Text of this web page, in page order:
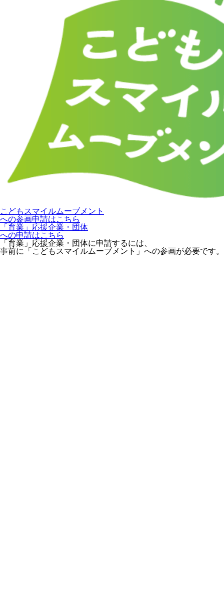
こどもスマイルムーブメント
への参画申請はこちら
「育業」応援企業・団体
への申請はこちら
「育業」応援企業・団体に申請するには、
事前に「こどもスマイルムーブメント」への参画が必要です。